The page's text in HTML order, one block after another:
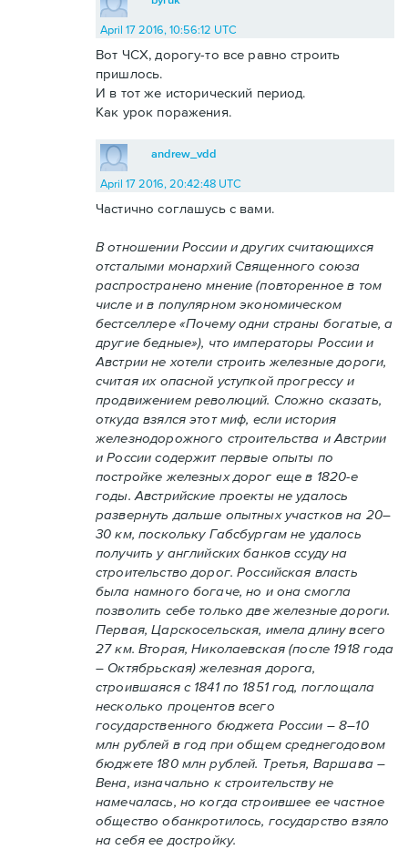
April 17 2016, 10:56:12 UTC
Вот ЧСХ, дорогу-то все равно строить
пришлось.
И в тот же исторический период.
Как урок поражения.
andrew_vdd
April 17 2016, 20:42:48 UTC
Частично соглашусь с вами.
В отношении России и других считающихся
отсталыми монархий Священного союза
распространено мнение (повторенное в том
числе и в популярном экономическом
бестселлере «Почему одни страны богатые, а
другие бедные»), что императоры России и
Австрии не хотели строить железные дороги,
считая их опасной уступкой прогрессу и
продвижением революций. Сложно сказать,
откуда взялся этот миф, если история
железнодорожного строительства и Австрии
и России содержит первые опыты по
постройке железных дорог еще в 1820-е
годы. Австрийские проекты не удалось
развернуть дальше опытных участков на 20–
30 км, поскольку Габсбургам не удалось
получить у английских банков ссуду на
строительство дорог. Российская власть
была намного богаче, но и она смогла
позволить себе только две железные дороги.
Первая, Царскосельская, имела длину всего
27 км. Вторая, Николаевская (после 1918 года
– Октябрьская) железная дорога,
строившаяся с 1841 по 1851 год, поглощала
несколько процентов всего
государственного бюджета России – 8–10
млн рублей в год при общем среднегодовом
бюджете 180 млн рублей. Третья, Варшава –
Вена, изначально к строительству не
намечалась, но когда строившее ее частное
общество обанкротилось, государство взяло
на себя ее достройку.